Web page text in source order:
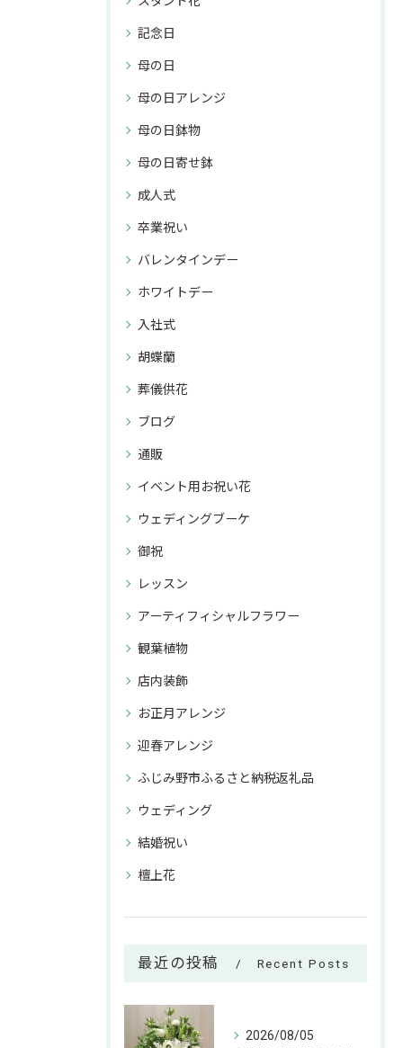
記念日
母の日
母の日アレンジ
母の日鉢物
母の日寄せ鉢
成人式
卒業祝い
バレンタインデー
ホワイトデー
入社式
胡蝶蘭
葬儀供花
ブログ
通販
イベント用お祝い花
ウェディングブーケ
御祝
レッスン
アーティフィシャルフラワー
観葉植物
店内装飾
お正月アレンジ
迎春アレンジ
ふじみ野市ふるさと納税返礼品
ウェディング
結婚祝い
檀上花
最近の投稿 Recent Posts
2026/08/05